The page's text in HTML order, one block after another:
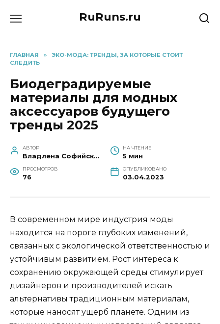
RuRuns.ru
ГЛАВНАЯ »
ЭКО-МОДА: ТРЕНДЫ, ЗА КОТОРЫЕ СТОИТ
СЛЕДИТЬ
Биодеградируемые
материалы для модных
аксессуаров будущего
тренды 2025
АВТОР
Владлена Софийская
НА ЧТЕНИЕ
5 мин
ПРОСМОТРОВ
76
ОПУБЛИКОВАНО
03.04.2023
В современном мире индустрия моды
находится на пороге глубоких изменений,
связанных с экологической ответственностью и
устойчивым развитием. Рост интереса к
сохранению окружающей среды стимулирует
дизайнеров и производителей искать
альтернативы традиционным материалам,
которые наносят ущерб планете. Одним из